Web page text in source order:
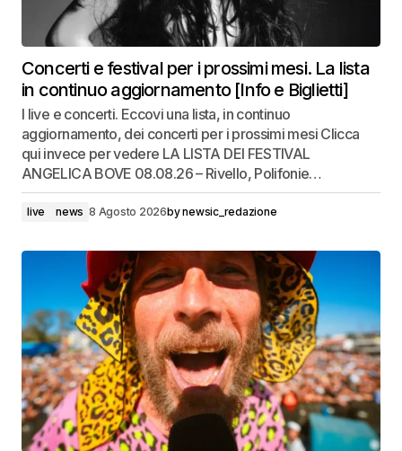
Concerti e festival per i prossimi mesi. La lista
in continuo aggiornamento [Info e Biglietti]
I live e concerti. Eccovi una lista, in continuo
aggiornamento, dei concerti per i prossimi mesi Clicca
qui invece per vedere LA LISTA DEI FESTIVAL
ANGELICA BOVE 08.08.26 – Rivello, Polifonie…
live news 8 Agosto 2026bynewsic_redazione